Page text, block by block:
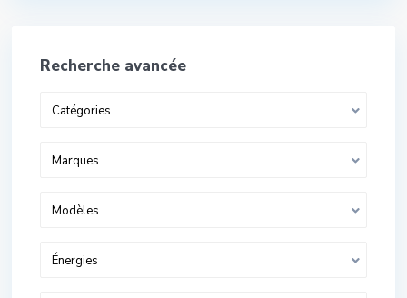
Recherche avancée
Catégories
Marques
Modèles
Énergies